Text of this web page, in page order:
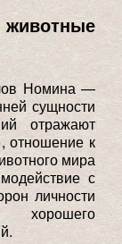
Номина —
сущности
отражают
отношение к
мира
с
личности